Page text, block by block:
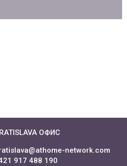
ОФИС
network.com
917 488 190